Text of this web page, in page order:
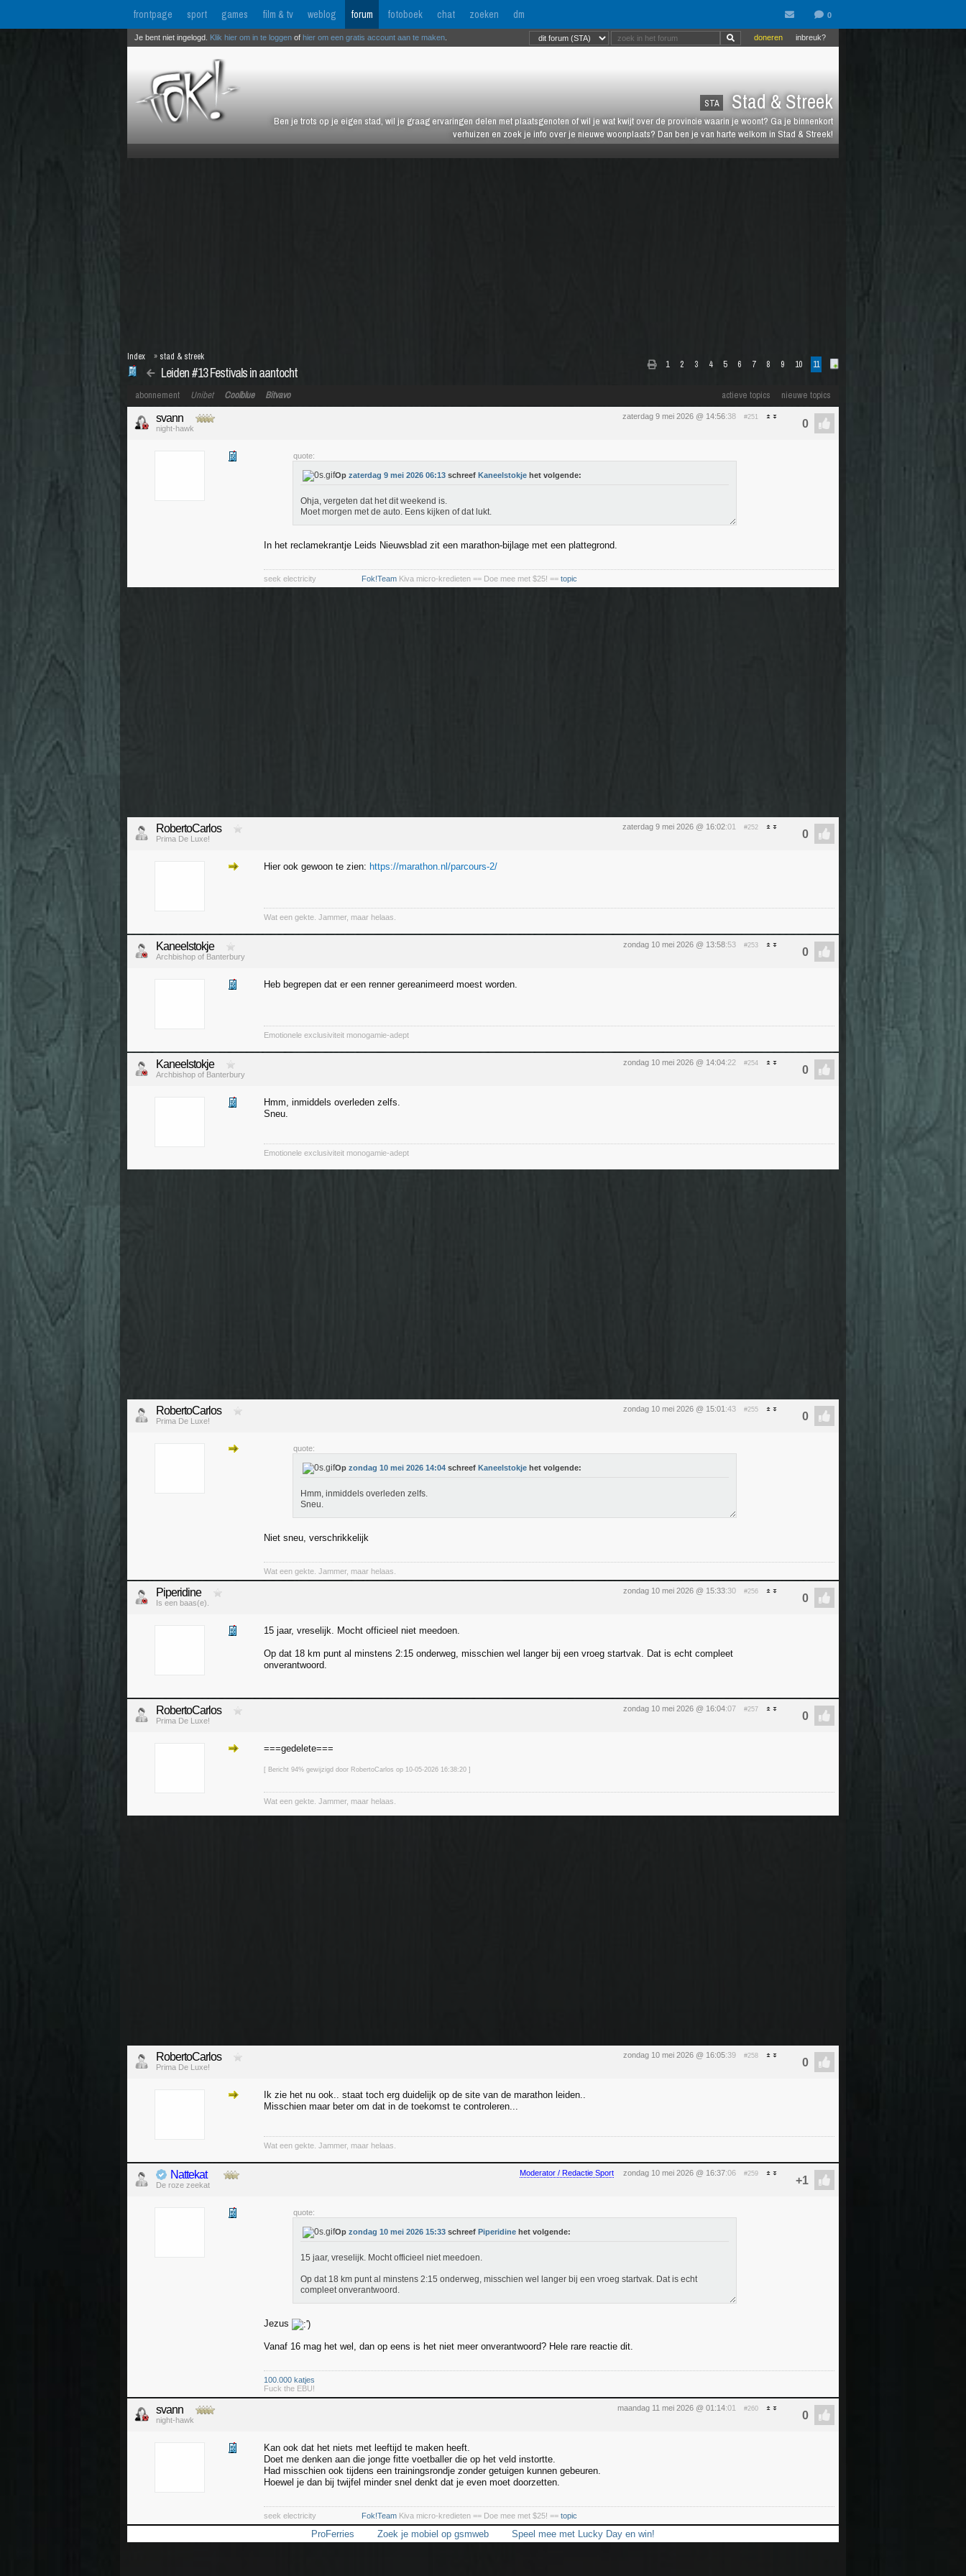
frontpage sport games film & tv weblog forum fotoboek chat zoeken dm
STA Stad & Streek
Ben je trots op je eigen stad, wil je graag ervaringen delen met plaatsgenoten of wil je wat kwijt over de provincie waarin je woont? Ga je binnenkort
verhuizen en zoek je info over je nieuwe woonplaats? Dan ben je van harte welkom in Stad & Streek!
inbreuk?
doneren
Je bent niet ingelogd. Klik hier om in te loggen of hier om een gratis account aan te maken
1 2 3 4 5 6 7 8 9 10 11
Leiden #13 Festivals in aantocht
Index » stad & streek
actieve topics nieuwe topics
abonnement Unibet Coolblue Bitvavo
zaterdag 9 mei 2026 @ 14:56:38 #251
svann
night-hawk
quote:
Op zaterdag 9 mei 2026 06:13 schreef Kaneelstokje het volgende:
Ohja, vergeten dat het dit weekend is.
Moet morgen met de auto. Eens kijken of dat lukt.
In het reclamekrantje Leids Nieuwsblad zit een marathon-bijlage met een plattegrond.
seek electricity Fok!Team Kiva micro-kredieten == Doe mee met $25! == topic
zaterdag 9 mei 2026 @ 16:02:01 #252
RobertoCarlos
Prima De Luxe!
Hier ook gewoon te zien: https://marathon.nl/parcours-2/
Wat een gekte. Jammer, maar helaas.
zondag 10 mei 2026 @ 13:58:53 #253
Kaneelstokje
Archbishop of Banterbury
Heb begrepen dat er een renner gereanimeerd moest worden.
Emotionele exclusiviteit monogamie-adept
zondag 10 mei 2026 @ 14:04:22 #254
Kaneelstokje
Archbishop of Banterbury
Hmm, inmiddels overleden zelfs.
Sneu.
Emotionele exclusiviteit monogamie-adept
zondag 10 mei 2026 @ 15:01 :43 #255
RobertoCarlos
Prima De Luxe!
quote:
Op zondag 10 mei 2026 14:04 schreef Kaneelstokje het volgende:
Hmm, inmiddels overleden zelfs.
Sneu.
Niet sneu, verschrikkelijk
Wat een gekte. Jammer, maar helaas.
zondag 10 mei 2026 @ 15:33:30 #256
Piperidine
Is een baas(e).
15 jaar, vreselijk. Mocht officieel niet meedoen.
Op dat 18 km punt al minstens 2:15 onderweg, misschien wel langer bij een vroeg startvak. Dat is echt compleet
onverantwoord.
zondag 10 mei 2026 @ 16:04:07 #257
RobertoCarlos
Prima De Luxe!
===gedelete===
[ Bericht 94% gewijzigd door RobertoCarlos op 10-05-2026 16:38:20 ]
Wat een gekte. Jammer, maar helaas.
zondag 10 mei 2026 @ 16:05:39 #258
RobertoCarlos
Prima De Luxe!
Ik zie het nu ook.. staat toch erg duidelijk op de site van de marathon leiden..
Misschien maar beter om dat in de toekomst te controleren...
Wat een gekte. Jammer, maar helaas.
Moderator / Redactie Sport zondag 10 mei 2026 @ 16:37:06 #259
Nattekat
De roze zeekat
quote:
Op zondag 10 mei 2026 15:33 schreef Piperidine het volgende:
15 jaar, vreselijk. Mocht officieel niet meedoen.
Op dat 18 km punt al minstens 2:15 onderweg, misschien wel langer bij een vroeg startvak. Dat is echt
compleet onverantwoord.
Jezus
Vanaf 16 mag het wel, dan op eens is het niet meer onverantwoord? Hele rare reactie dit.
100.000 katjes
Fuck the EBU!
maandag 11 mei 2026 @ 01:14:01 #260
svann
night-hawk
Kan ook dat het niets met leeftijd te maken heeft.
Doet me denken aan die jonge fitte voetballer die op het veld instortte.
Had misschien ook tijdens een trainingsrondje zonder getuigen kunnen gebeuren.
Hoewel je dan bij twijfel minder snel denkt dat je even moet doorzetten.
seek electricity Fok!Team Kiva micro-kredieten == Doe mee met $25! == topic
ProFerries Zoek je mobiel op gsmweb Speel mee met Lucky Day en win!